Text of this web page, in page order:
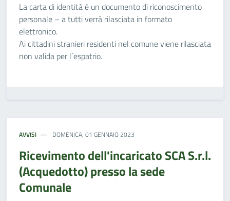
La carta di identità è un documento di riconoscimento
personale – a tutti verrà rilasciata in formato
elettronico.
Ai cittadini stranieri residenti nel comune viene rilasciata
non valida per l´espatrio.
AVVISI DOMENICA, 01 GENNAIO 2023
Ricevimento dell'incaricato SCA S.r.l.
(Acquedotto) presso la sede
Comunale